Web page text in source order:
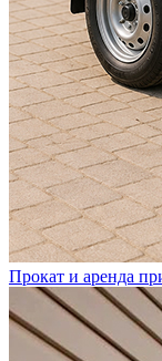
Прокат и аренда